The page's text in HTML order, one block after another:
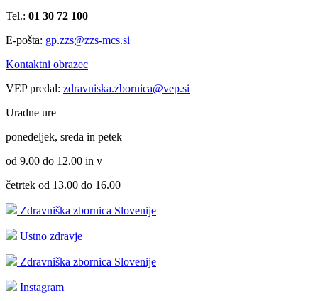
Tel.: 01 30 72 100
E-pošta: gp.zzs@zzs-mcs.si
Kontaktni obrazec
VEP predal: zdravniska.zbornica@vep.si
Uradne ure
ponedeljek, sreda in petek
od 9.00 do 12.00 in v
četrtek od 13.00 do 16.00
Zdravniška zbornica Slovenije
Ustno zdravje
Zdravniška zbornica Slovenije
Instagram